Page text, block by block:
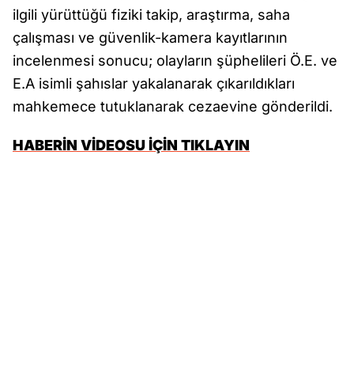
ilgili yürüttüğü fiziki takip, araştırma, saha
çalışması ve güvenlik-kamera kayıtlarının
incelenmesi sonucu; olayların şüphelileri Ö.E. ve
E.A isimli şahıslar yakalanarak çıkarıldıkları
mahkemece tutuklanarak cezaevine gönderildi.
HABERİN VİDEOSU İÇİN TIKLAYIN